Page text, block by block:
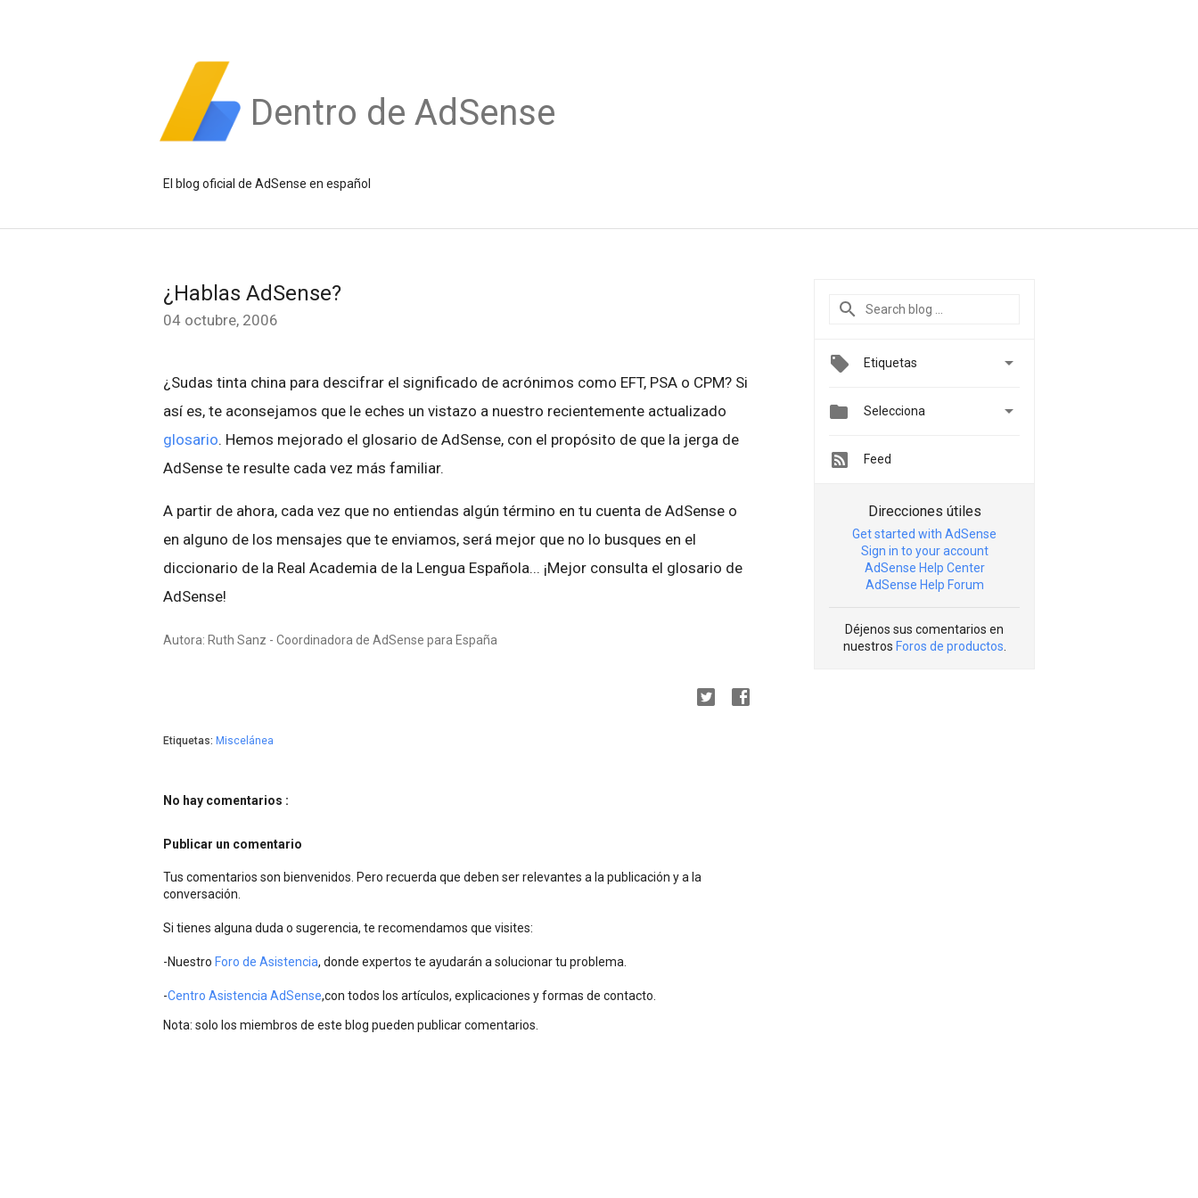
Dentro de AdSense
El blog oficial de AdSense en español
¿Hablas AdSense?
04 octubre, 2006
¿Sudas tinta china para descifrar el significado de acrónimos como EFT, PSA o CPM? Si
así es, te aconsejamos que le eches un vistazo a nuestro recientemente actualizado
glosario. Hemos mejorado el glosario de AdSense, con el propósito de que la jerga de
AdSense te resulte cada vez más familiar.
A partir de ahora, cada vez que no entiendas algún término en tu cuenta de AdSense o
en alguno de los mensajes que te enviamos, será mejor que no lo busques en el
diccionario de la Real Academia de la Lengua Española... ¡Mejor consulta el glosario de
AdSense!
Autora: Ruth Sanz - Coordinadora de AdSense para España
Etiquetas: Miscelánea
No hay comentarios :
Publicar un comentario
Tus comentarios son bienvenidos. Pero recuerda que deben ser relevantes a la publicación y a la
conversación.
Si tienes alguna duda o sugerencia, te recomendamos que visites:
-Nuestro Foro de Asistencia, donde expertos te ayudarán a solucionar tu problema.
-Centro Asistencia AdSense,con todos los artículos, explicaciones y formas de contacto.
Nota: solo los miembros de este blog pueden publicar comentarios.
Etiquetas 
 Selecciona 
Feed
Direcciones útiles
Get started with AdSense
Sign in to your account
AdSense Help Center
AdSense Help Forum
Déjenos sus comentarios en
nuestros Foros de productos